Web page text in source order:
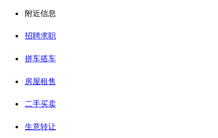
附近信息
招聘求职
拼车搭车
房屋租售
二手买卖
生意转让